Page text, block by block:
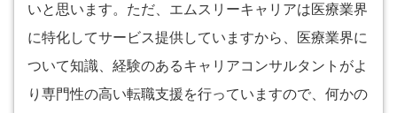
いと思います。ただ、エムスリーキャリアは医療業界
に特化してサービス提供していますから、医療業界に
ついて知識、経験のあるキャリアコンサルタントがよ
り専門性の高い転職支援を行っていますので、何かの